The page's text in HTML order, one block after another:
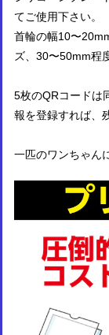
てご使用下さい。
首輪の幅10〜
ズ、30〜50mm程
5枚のQRコードは
報を登録すれば、
一匹のワンちゃん